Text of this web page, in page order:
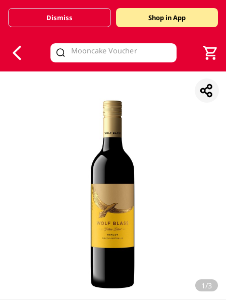
Valid Until 30 June 2026
Dismiss Shop in App
1/3